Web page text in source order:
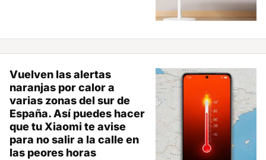
Vuelven las alertas
naranjas por calor a
varias zonas del sur de
España. Así puedes hacer
que tu Xiaomi te avise
para no salir a la calle en
las peores horas